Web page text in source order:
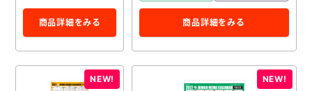
商品詳細をみる 商品詳細をみる